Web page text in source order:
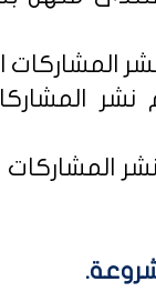
المشاركات